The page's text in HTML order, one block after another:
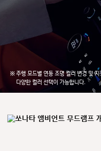
주행 모드별 연동 조명 컬러 변경 및
다양한 컬러 선택이 가능합니다.